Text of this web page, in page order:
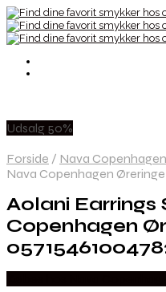
Udsalg 50%
Forside / Nava
Nava Copenhagen Øreringe
Aolani Earrings
Copenhagen